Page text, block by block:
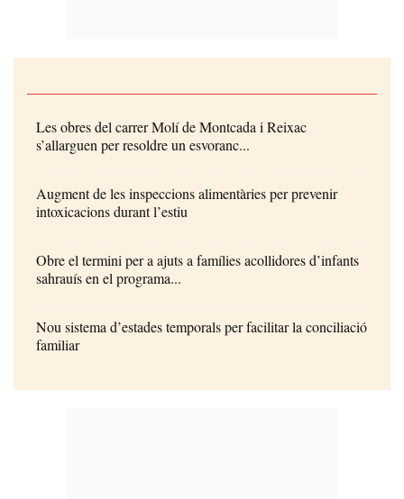
Les obres del carrer Molí de Montcada i Reixac
s’allarguen per resoldre un esvoranc...
Augment de les inspeccions alimentàries per prevenir
intoxicacions durant l’estiu
Obre el termini per a ajuts a famílies acollidores d’infants
sahrauís en el programa...
Nou sistema d’estades temporals per facilitar la conciliació
familiar